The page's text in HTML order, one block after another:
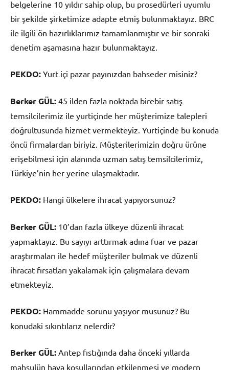
belgelerine 10 yıldır sahip olup, bu prosedürleri uyumlu
bir şekilde şirketimize adapte etmiş bulunmaktayız. BRC
ile ilgili ön hazırlıklarımız tamamlanmıştır ve bir sonraki
denetim aşamasına hazır bulunmaktayız.
PEKDO: Yurt içi pazar payınızdan bahseder misiniz?
Berker GÜL: 45 ilden fazla noktada birebir satış
temsilcilerimiz ile yurtiçinde her müşterimize talepleri
doğrultusunda hizmet vermekteyiz. Yurtiçinde bu konuda
öncü firmalardan biriyiz. Müşterilerimizin doğru ürüne
erişebilmesi için alanında uzman satış temsilcilerimiz,
Türkiye’nin her yerine ulaşmaktadır.
PEKDO: Hangi ülkelere ihracat yapıyorsunuz?
Berker GÜL: 10’dan fazla ülkeye düzenli ihracat
yapmaktayız. Bu sayıyı arttırmak adına fuar ve pazar
araştırmaları ile hedef müşteriler bulmak ve düzenli
ihracat fırsatları yakalamak için çalışmalara devam
etmekteyiz.
PEKDO: Hammadde sorunu yaşıyor musunuz? Bu
konudaki sıkıntılarız nelerdir?
Berker GÜL: Antep fıstığında daha önceki yıllarda
mahsulün hava koşullarından etkilenmesi ve modern